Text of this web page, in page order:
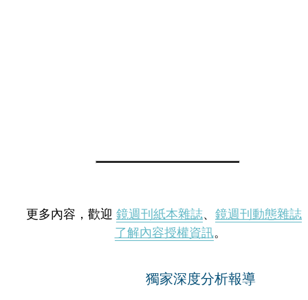
更多內容，歡迎 鏡週刊紙本雜誌、 鏡週刊動態雜誌
了解內容授權資訊。
獨家深度分析報導